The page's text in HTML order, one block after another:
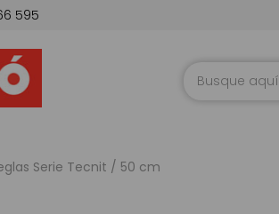
595
Serie Tecnit / 50 cm